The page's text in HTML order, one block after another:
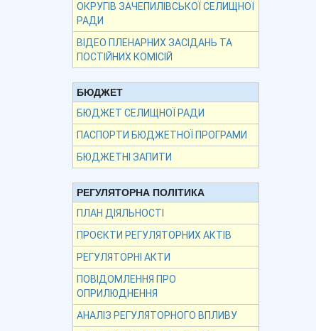
ОКРУГІВ ЗАЧЕПИЛІВСЬКОЇ СЕЛИЩНОЇ
РАДИ
ВІДЕО ПЛЕНАРНИХ ЗАСІДАНЬ ТА
ПОСТІЙНИХ КОМІСІЙ
БЮДЖЕТ
БЮДЖЕТ СЕЛИЩНОЇ РАДИ
ПАСПОРТИ БЮДЖЕТНОЇ ПРОГРАМИ
БЮДЖЕТНІ ЗАПИТИ
РЕГУЛЯТОРНА ПОЛІТИКА
ПЛАН ДІЯЛЬНОСТІ
ПРОЄКТИ РЕГУЛЯТОРНИХ АКТІВ
РЕГУЛЯТОРНІ АКТИ
ПОВІДОМЛЕННЯ ПРО
ОПРИЛЮДНЕННЯ
АНАЛІЗ РЕГУЛЯТОРНОГО ВПЛИВУ